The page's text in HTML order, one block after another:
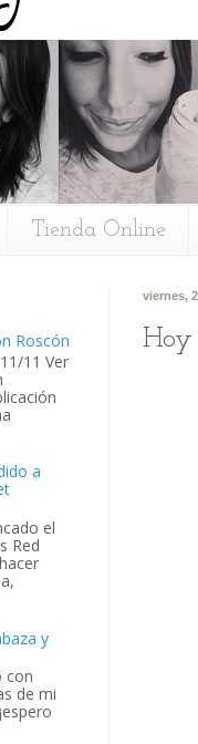
Tienda Online
viernes,
Hoy
Roscón
11 Ver
a
el
Red
y
con
de mi